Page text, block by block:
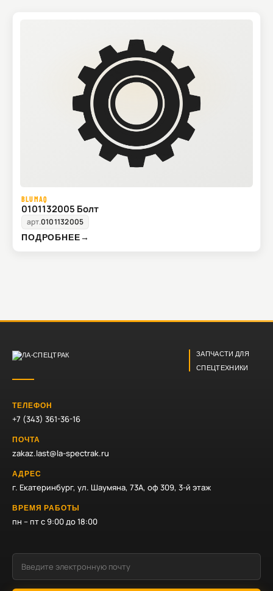
BLUMAQ
0101132005 Болт
арт.0101132005
ПОДРОБНЕЕ→
ЗАПЧАСТИ ДЛЯ
СПЕЦТЕХНИКИ
ТЕЛЕФОН
+7 (343) 361-36-16
ПОЧТА
zakaz.last@la-spectrak.ru
АДРЕС
г. Екатеринбург, ул. Шаумяна, 73А, оф 309, 3-й этаж
ВРЕМЯ РАБОТЫ
пн – пт с 9:00 до 18:00